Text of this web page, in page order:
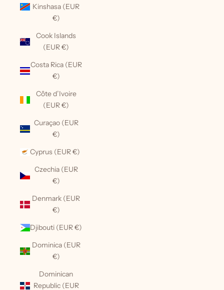
Kinshasa (EUR
€)
Cook Islands
(EUR €)
Costa Rica (EUR
€)
Côte d’Ivoire
(EUR €)
Curaçao (EUR
€)
Cyprus (EUR €)
Czechia (EUR
€)
Denmark (EUR
€)
Djibouti (EUR €)
Dominica (EUR
€)
Dominican
Republic (EUR